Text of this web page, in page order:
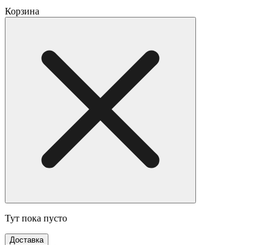
Корзина
Тут пока пусто
Доставка